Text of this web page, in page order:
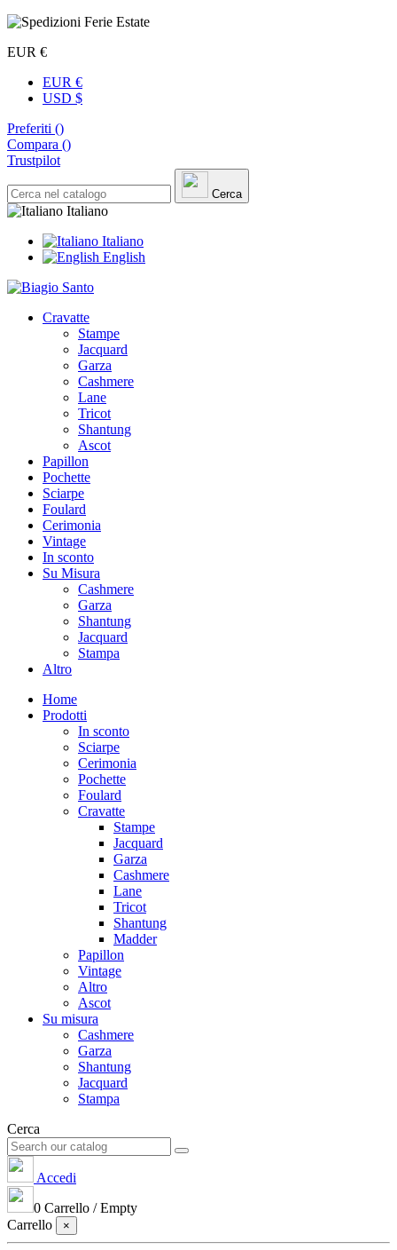
EUR €
EUR €
USD $
Preferiti ()
Compara ()
Trustpilot
Cerca
Italiano
Italiano
English
Cravatte
Stampe
Jacquard
Garza
Cashmere
Lane
Tricot
Shantung
Ascot
Papillon
Pochette
Sciarpe
Foulard
Cerimonia
Vintage
In sconto
Su Misura
Cashmere
Garza
Shantung
Jacquard
Stampa
Altro
Home
Prodotti
In sconto
Sciarpe
Cerimonia
Pochette
Foulard
Cravatte
Stampe
Jacquard
Garza
Cashmere
Lane
Tricot
Shantung
Madder
Papillon
Vintage
Altro
Ascot
Su misura
Cashmere
Garza
Shantung
Jacquard
Stampa
Cerca
Accedi
0 Carrello /Empty
Carrello
×